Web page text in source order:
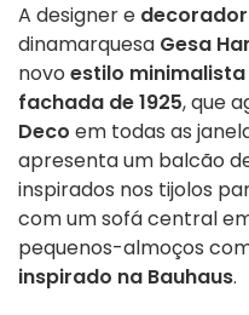
A designer e
dinamarquesa Gesa
novo estilo
fachada de 1925, que
Deco em todas as
apresenta um balcão
inspirados nos tijolos
com um sofá central
pequenos-almoços
inspirado na Bauhaus.